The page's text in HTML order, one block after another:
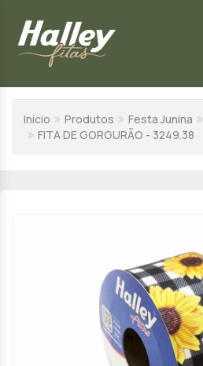
Início Produtos Festa Junina
FITA DE GORGURÃO - 3249.38